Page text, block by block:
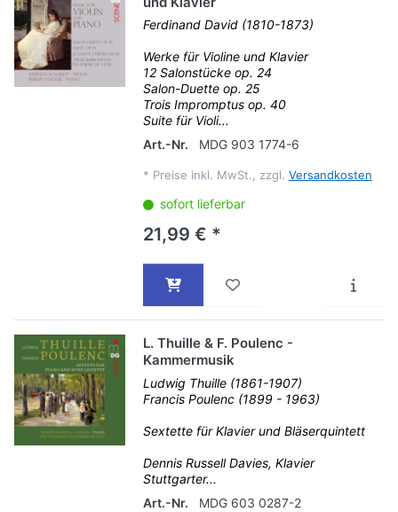
Ferdinand David (1810-1873)
Werke für Violine und Klavier
12 Salonstücke op. 24
Salon-Duette op. 25
Trois Impromptus op. 40
Suite für Violi...
Art.-Nr.
MDG 903 1774-6
* Preise inkl. MwSt., zzgl. Versandkosten
sofort lieferbar
21,99 € *
L. Thuille & F. Poulenc -
Kammermusik
Ludwig Thuille (1861-1907)
Francis Poulenc (1899 - 1963)
Sextette für Klavier und Bläserquintett
Dennis Russell Davies, Klavier
Stuttgarter...
Art.-Nr.
MDG 603 0287-2